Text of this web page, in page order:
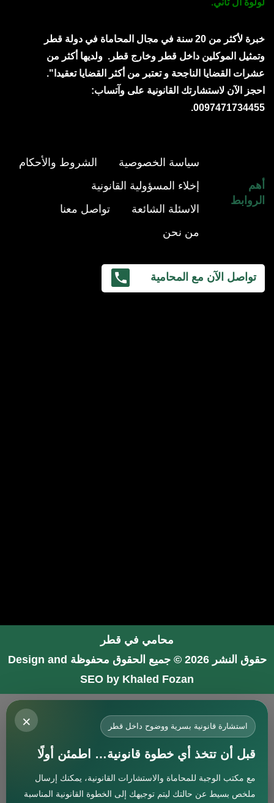
لولوة آل ثاني.
خبرة لأكثر من 20 سنة في مجال المحاماة في دولة قطر
وتمثيل الموكلين داخل قطر وخارج قطر. ولديها أكثر من
عشرات القضايا الناجحة و تعتبر من أكثر القضايا تعقيدا".
احجز الآن لاستشارتك القانونية على وآتساب:
0097471734455.
أهم
الروابط
سياسة الخصوصية
الشروط والأحكام
إخلاء المسؤولية القانونية
الاسئلة الشائعة
تواصل معنا
من نحن
تواصل الآن مع المحامية
محامي في قطر
حقوق النشر 2026 © جميع الحقوق محفوظة
Design and
SEO by Khaled Fozan
استشارة
× استشارة قانونية بسرية ووضوح داخل قطر
قبل أن تتخذ أي خطوة قانونية… اطمئن أولًا
مع مكتب الوجبة للمحاماة والاستشارات القانونية، يمكنك إرسال
ملخص بسيط عن حالتك ليتم توجيهك إلى الخطوة القانونية المناسبة
محامي في جدة
محامي في الرياض شاطر
محامي في المدينة المنورة
المحامي صنيتان السبيعي
افضل محامي في جدة